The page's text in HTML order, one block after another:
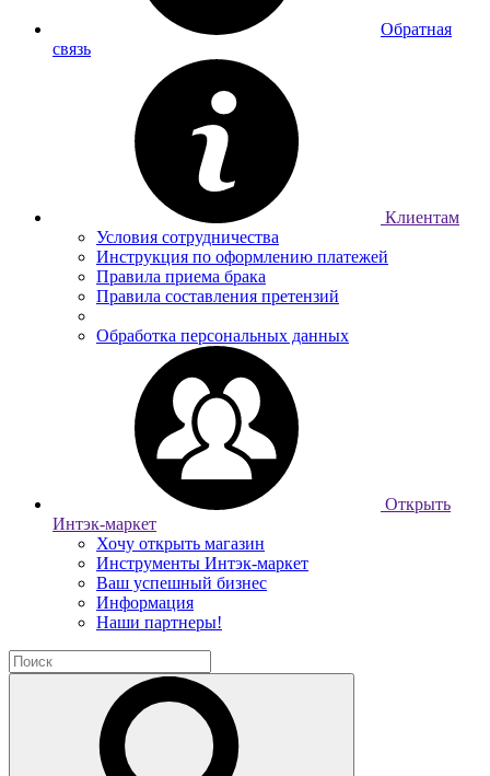
Обратная
связь
Клиентам
Условия сотрудничества
Инструкция по оформлению платежей
Правила приема брака
Правила составления претензий
Обработка персональных данных
Открыть
Интэк-маркет
Хочу открыть магазин
Инструменты Интэк-маркет
Ваш успешный бизнес
Информация
Наши партнеры!